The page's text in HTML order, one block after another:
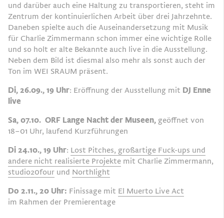
und darüber auch eine Haltung zu transportieren, steht im
Zentrum der kontinuierlichen Arbeit über drei Jahrzehnte.
Daneben spielte auch die Auseinandersetzung mit Musik
für Charlie Zimmermann schon immer eine wichtige Rolle
und so holt er alte Bekannte auch live in die Ausstellung.
Neben dem Bild ist diesmal also mehr als sonst auch der
Ton im WEI SRAUM präsent.
Di, 26.09., 19 Uhr: Eröffnung der Ausstellung mit DJ Enne
live
Sa, 07.10. ORF Lange Nacht der Museen, geöffnet von
18–01 Uhr, laufend Kurzführungen
Di 24.10., 19 Uhr: Lost Pitches, großartige Fuck-ups und
andere nicht realisierte Projekte mit Charlie Zimmermann,
studio20four und Northlight
Do 2.11., 20 Uhr: Finissage mit El Muerto Live Act
im Rahmen der Premierentage